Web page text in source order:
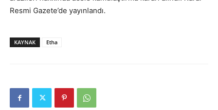
Resmi Gazete’de yayınlandı.
KAYNAK Etha